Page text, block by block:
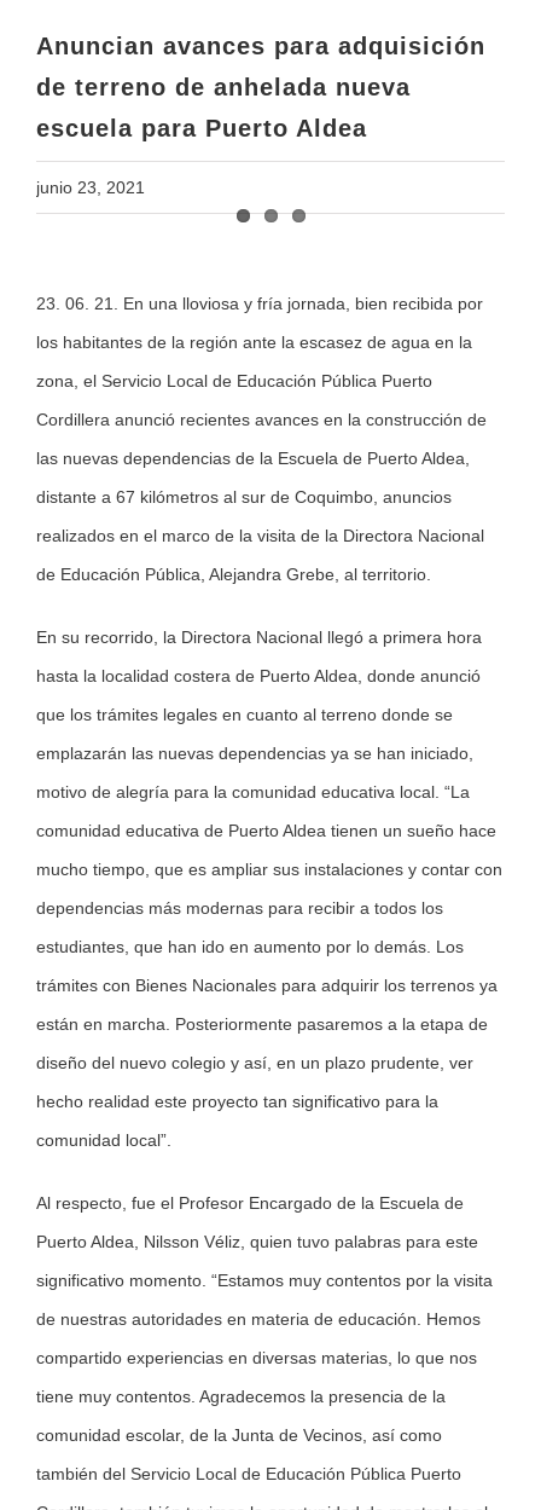
Anuncian avances para adquisición
de terreno de anhelada nueva
escuela para Puerto Aldea
junio 23, 2021
Larger
Image
23. 06. 21. En una lloviosa y fría jornada, bien recibida por
los habitantes de la región ante la escasez de agua en la
zona, el Servicio Local de Educación Pública Puerto
Cordillera anunció recientes avances en la construcción de
las nuevas dependencias de la Escuela de Puerto Aldea,
distante a 67 kilómetros al sur de Coquimbo, anuncios
realizados en el marco de la visita de la Directora Nacional
de Educación Pública, Alejandra Grebe, al territorio.
En su recorrido, la Directora Nacional llegó a primera hora
hasta la localidad costera de Puerto Aldea, donde anunció
que los trámites legales en cuanto al terreno donde se
emplazarán las nuevas dependencias ya se han iniciado,
motivo de alegría para la comunidad educativa local. “La
comunidad educativa de Puerto Aldea tienen un sueño hace
mucho tiempo, que es ampliar sus instalaciones y contar con
dependencias más modernas para recibir a todos los
estudiantes, que han ido en aumento por lo demás. Los
trámites con Bienes Nacionales para adquirir los terrenos ya
están en marcha. Posteriormente pasaremos a la etapa de
diseño del nuevo colegio y así, en un plazo prudente, ver
hecho realidad este proyecto tan significativo para la
comunidad local”.
Al respecto, fue el Profesor Encargado de la Escuela de
Puerto Aldea, Nilsson Véliz, quien tuvo palabras para este
significativo momento. “Estamos muy contentos por la visita
de nuestras autoridades en materia de educación. Hemos
compartido experiencias en diversas materias, lo que nos
tiene muy contentos. Agradecemos la presencia de la
comunidad escolar, de la Junta de Vecinos, así como
también del Servicio Local de Educación Pública Puerto